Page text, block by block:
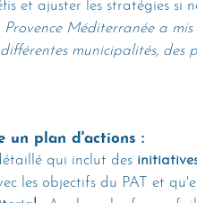
et ajuster les stratégies si
Méditerranée a
municipalités, des
un plan d'actions :
qui inclut des
les objectifs du PAT et